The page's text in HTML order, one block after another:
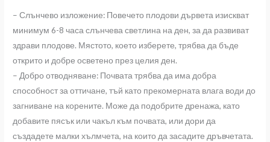
– Слънчево изложение: Повечето плодови дървета изискват
минимум 6-8 часа слънчева светлина на ден, за да развиват
здрави плодове. Мястото, което изберете, трябва да бъде
открито и добре осветено през целия ден.
– Добро отводняване: Почвата трябва да има добра
способност за оттичане, тъй като прекомерната влага води до
загниване на корените. Може да подобрите дренажа, като
добавите пясък или чакъл към почвата, или дори да
създадете малки хълмчета, на които да засадите дръвчетата.